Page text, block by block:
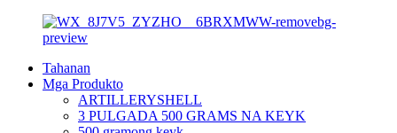
Tahanan
Mga Produkto
ARTILLERYSHELL
3 PULGADA 500 GRAMS NA KEYK